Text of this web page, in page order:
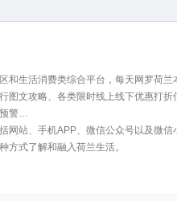
和生活消费类综合平台，每天网罗荷兰
图文攻略、各类限时线上线下优惠打折
警…
网站、手机APP、微信公众号以及微信
方式了解和融入荷兰生活。